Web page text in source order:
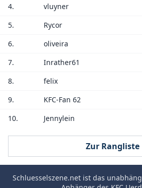
4.
vluyner
5.
Rycor
6.
oliveira
7.
Inrather61
8.
felix
9.
KFC-Fan 62
10.
Jennylein
Zur Rangliste
Schluesselszene.netist das